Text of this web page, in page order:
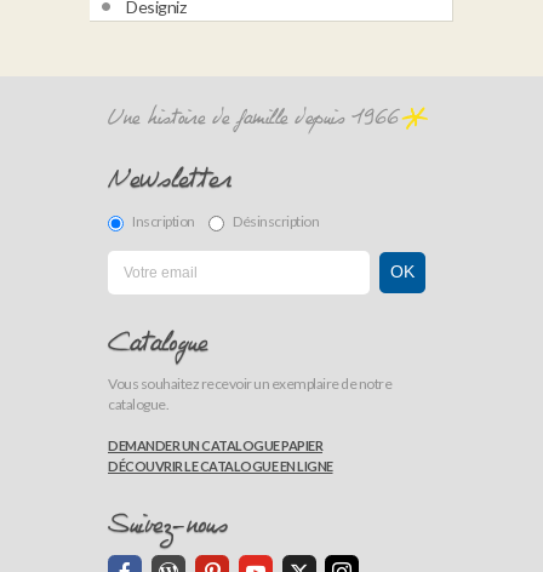
Designiz
Une histoire de famille depuis 1966
Newsletter
Inscription Désinscription
Catalogue
Vous souhaitez recevoir un exemplaire de notre
catalogue.
DEMANDER UN CATALOGUE PAPIER
DÉCOUVRIR LE CATALOGUE EN LIGNE
Suivez-nous